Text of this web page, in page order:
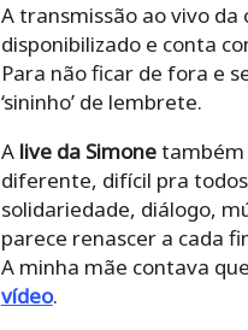
A transmissão ao vivo
disponibilizado e conta
Para não ficar de fora e
‘sininho’ de lembrete.
Alive da Simonetambém
diferente, difícil pra
solidariedade, diálogo,
parece renascer a cada
A minha mãe contava
vídeo.